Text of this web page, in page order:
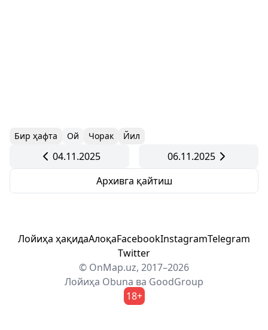
Бир ҳафта Ой Чорак Йил
04.11.2025
06.11.2025
Архивга қайтиш
Лойиҳа ҳақидаАлоқаFacebookInstagramTelegram
Twitter
© OnMap.uz, 2017–2026
Лойиҳа Obuna ва GoodGroup
18+